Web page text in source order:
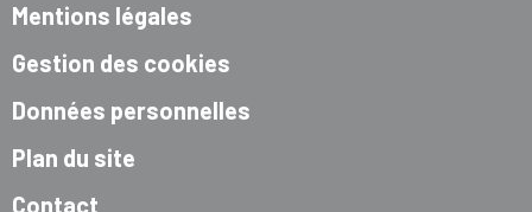
Mentions légales
Gestion des cookies
Données personnelles
Plan du site
Contact